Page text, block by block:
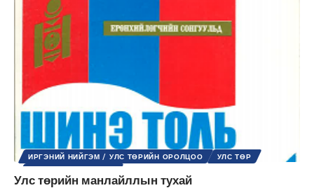
ИРГЭНИЙ НИЙГЭМ / УЛС ТӨРИЙН ОРОЛЦОО
УЛС ТӨР
Улс төрийн манлайллын тухай